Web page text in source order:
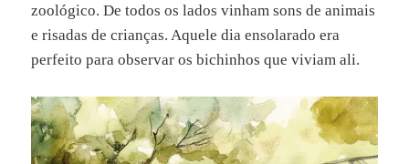
zoológico. De todos os lados vinham sons de animais
e risadas de crianças. Aquele dia ensolarado era
perfeito para observar os bichinhos que viviam ali.